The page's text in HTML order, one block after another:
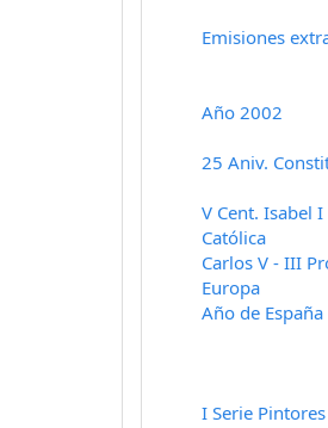
Emisiones
Año 2002
25 Aniv.
V Cent. Isabel I
Católica
Carlos V - III
Europa
Año de
I Serie Pintores